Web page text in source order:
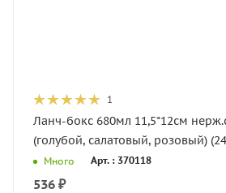
1
Ланч-бокс 680мл 11,5*12см
(голубой, салатовый, розовый)
Много Арт. : 370118
536 ₽